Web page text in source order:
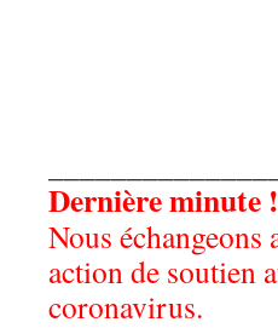
Dernière minute !
Nous
action de soutien
coronavirus.